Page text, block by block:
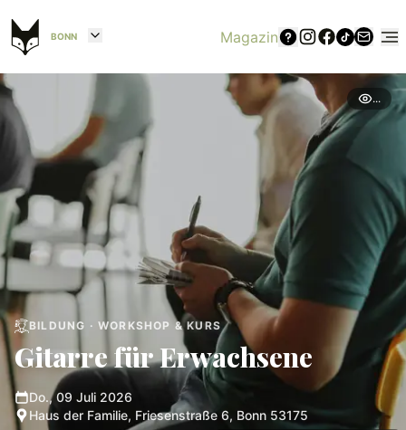
BONN Magazin
...
BILDUNG · WORKSHOP & KURS
Gitarre für Erwachsene
Do., 09 Juli 2026
Haus der Familie, Friesenstraße 6, Bonn 53175